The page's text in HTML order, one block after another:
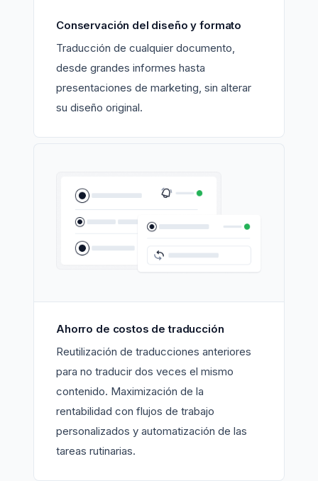
Conservación del diseño y formato
Traducción de cualquier documento,
desde grandes informes hasta
presentaciones de marketing, sin alterar
su diseño original.
Ahorro de costos de traducción
Reutilización de traducciones anteriores
para no traducir dos veces el mismo
contenido. Maximización de la
rentabilidad con flujos de trabajo
personalizados y automatización de las
tareas rutinarias.